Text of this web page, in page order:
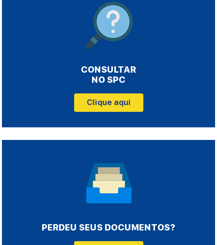
CONSULTAR
NO SPC
Clique aqui
PERDEU SEUS DOCUMENTOS?